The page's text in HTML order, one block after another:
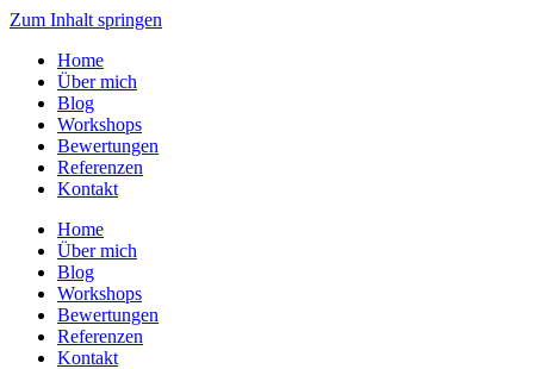
Zum Inhalt springen
Home
Über mich
Blog
Workshops
Bewertungen
Referenzen
Kontakt
Home
Über mich
Blog
Workshops
Bewertungen
Referenzen
Kontakt